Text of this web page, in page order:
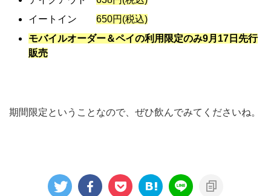
イートイン 650円(税込)
モバイルオーダー＆ペイの利用限定のみ9月17日先行
販売
期間限定ということなので、ぜひ飲んでみてくださいね。